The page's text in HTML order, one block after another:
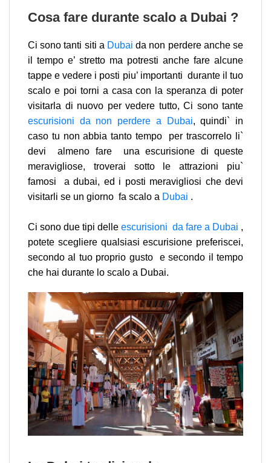
Cosa fare durante scalo a Dubai ?
Ci sono tanti siti a Dubaida non perdere anche se
il tempo e’ stretto ma potresti anche fare alcune
tappe e vedere i posti piu’ importanti durante il tuo
scalo e poi torni a casa con la speranza di poter
visitarla di nuovo per vedere tutto, Ci sono tante
escurisioni da non perdere a Dubai, quindi` in
caso tu non abbia tanto tempo per trascorrelo li`
devi almeno fare una escurisione di queste
meravigliose, troverai sotto le attrazioni piu`
famosi a dubai, ed i posti meravigliosi che devi
visitarli se un giorno fa scalo a Dubai .
Ci sono due tipi delle escurisioni da fare a Dubai ,
potete scegliere qualsiasi escurisione preferiscei,
secondo al tuo proprio gusto e secondo il tempo
che hai durante lo scalo a Dubai.